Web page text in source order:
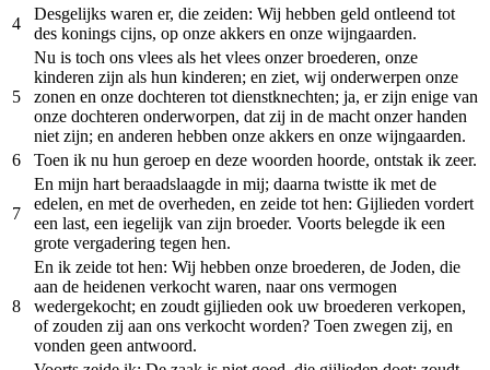
4
Desgelijks waren er, die zeiden: Wij hebben geld ontleend tot
des konings cijns, op onze akkers en onze wijngaarden.
5
Nu is toch ons vlees als het vlees onzer broederen, onze
kinderen zijn als hun kinderen; en ziet, wij onderwerpen onze
zonen en onze dochteren tot dienstknechten; ja, er zijn enige van
onze dochteren onderworpen, dat zij in de macht onzer handen
niet zijn; en anderen hebben onze akkers en onze wijngaarden.
6
Toen ik nu hun geroep en deze woorden hoorde, ontstak ik zeer.
7
En mijn hart beraadslaagde in mij; daarna twistte ik met de
edelen, en met de overheden, en zeide tot hen: Gijlieden vordert
een last, een iegelijk van zijn broeder. Voorts belegde ik een
grote vergadering tegen hen.
8
En ik zeide tot hen: Wij hebben onze broederen, de Joden, die
aan de heidenen verkocht waren, naar ons vermogen
wedergekocht; en zoudt gijlieden ook uw broederen verkopen,
of zouden zij aan ons verkocht worden? Toen zwegen zij, en
vonden geen antwoord.